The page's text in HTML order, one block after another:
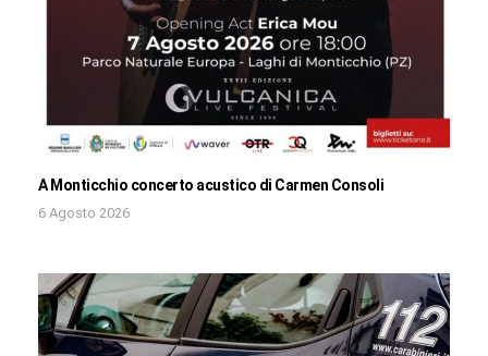
A Monticchio concerto acustico di Carmen Consoli
6 Agosto 2026